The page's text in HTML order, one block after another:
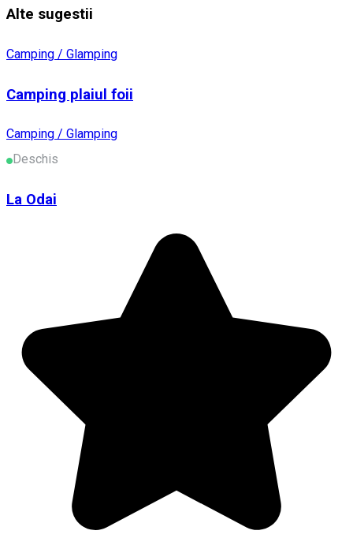
Alte sugestii
Camping / Glamping
Camping plaiul foii
Camping / Glamping
Deschis
La Odai